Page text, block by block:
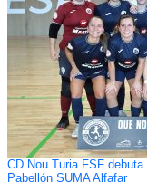
CD Nou Turia FSF
Pabellón SUMA Alfafar